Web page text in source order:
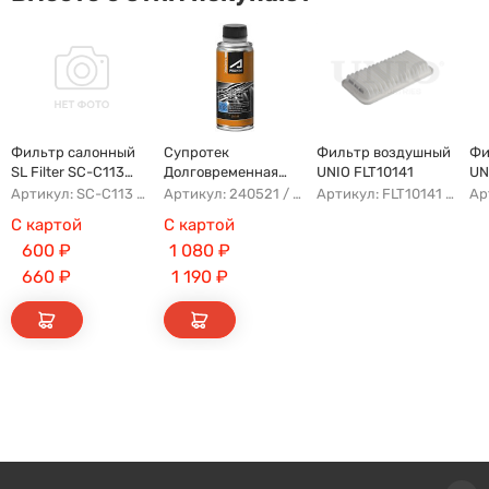
Фильтр салонный
SL Filter SC-C113
(AG779CF)
Артикул: SC-C113 AFW1107 8104400XKZ96A AG779CF
С картой
600 ₽
660 ₽
Супротек
Долговременная
Промывка
Артикул: 240521 / 122929
С картой
1 080₽
1 190₽
Фильтр воздушный
UNIO FLT10141
Артикул: FLT10141 AFAD087 AG302ECO AP142/3